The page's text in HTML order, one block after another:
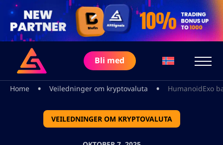
Bli med
Home • Veiledninger om kryptovaluta • HumanoidExo
VEILEDNINGER OM KRYPTOVALUTA